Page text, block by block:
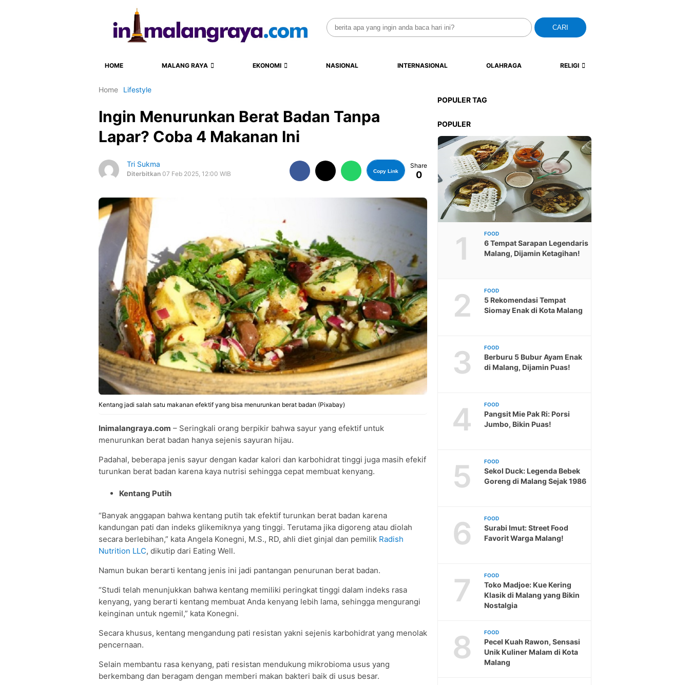
Search
for:
CARI
HOME MALANG RAYA EKONOMI NASIONAL INTERNASIONAL OLAHRAGA RELIGI
Home Lifestyle
Ingin Menurunkan Berat Badan Tanpa
Lapar? Coba 4 Makanan Ini
Tri Sukma
Diterbitkan 07 Feb 2025, 12:00 WIB Copy Link
Share
0
Kentang jadi salah satu makanan efektif yang bisa menurunkan berat badan (Pixabay)
Inimalangraya.com – Seringkali orang berpikir bahwa sayur yang efektif untuk
menurunkan berat badan hanya sejenis sayuran hijau.
Padahal, beberapa jenis sayur dengan kadar kalori dan karbohidrat tinggi juga masih efekif
turunkan berat badan karena kaya nutrisi sehingga cepat membuat kenyang.
Kentang Putih
“Banyak anggapan bahwa kentang putih tak efektif turunkan berat badan karena
kandungan pati dan indeks glikemiknya yang tinggi. Terutama jika digoreng atau diolah
secara berlebihan,” kata Angela Konegni, M.S., RD, ahli diet ginjal dan pemilik Radish
Nutrition LLC, dikutip dari Eating Well.
Namun bukan berarti kentang jenis ini jadi pantangan penurunan berat badan.
“Studi telah menunjukkan bahwa kentang memiliki peringkat tinggi dalam indeks rasa
kenyang, yang berarti kentang membuat Anda kenyang lebih lama, sehingga mengurangi
keinginan untuk ngemil,” kata Konegni.
Secara khusus, kentang mengandung pati resistan yakni sejenis karbohidrat yang menolak
pencernaan.
Selain membantu rasa kenyang, pati resistan mendukung mikrobioma usus yang
berkembang dan beragam dengan memberi makan bakteri baik di usus besar.
POPULER TAG
POPULER
1 FOOD
6 Tempat Sarapan Legendaris
Malang, Dijamin Ketagihan!
2 FOOD
5 Rekomendasi Tempat
Siomay Enak di Kota Malang
3 FOOD
Berburu 5 Bubur Ayam Enak
di Malang, Dijamin Puas!
4 FOOD
Pangsit Mie Pak Ri: Porsi
Jumbo, Bikin Puas!
5 FOOD
Sekol Duck: Legenda Bebek
Goreng di Malang Sejak 1986
6 FOOD
Surabi Imut: Street Food
Favorit Warga Malang!
7 FOOD
Toko Madjoe: Kue Kering
Klasik di Malang yang Bikin
Nostalgia
8 FOOD
Pecel Kuah Rawon, Sensasi
Unik Kuliner Malam di Kota
Malang